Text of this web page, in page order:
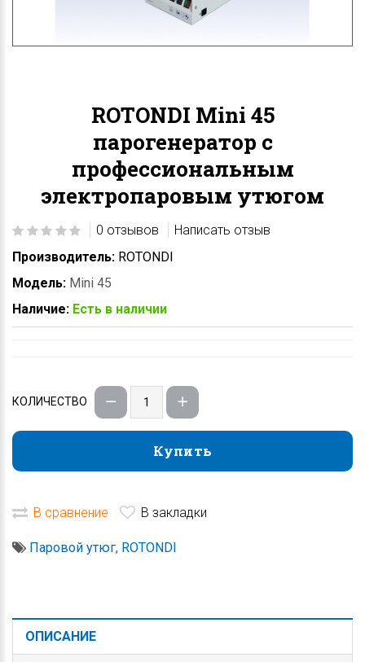
ROTONDI Mini 45
парогенератор с
профессиональным
электропаровым утюгом
0 отзывов
Написать отзыв
Производитель: ROTONDI
Модель: Mini 45
Наличие: Есть в наличии
КОЛИЧЕСТВО
Купить
Купить
В сравнение В закладки
Паровой утюг, ROTONDI
ОПИСАНИЕ